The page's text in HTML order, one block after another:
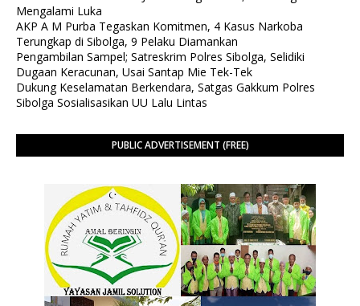
Mengalami Luka
AKP A M Purba Tegaskan Komitmen, 4 Kasus Narkoba
Terungkap di Sibolga, 9 Pelaku Diamankan
Pengambilan Sampel; Satreskrim Polres Sibolga, Selidiki
Dugaan Keracunan, Usai Santap Mie Tek-Tek
Dukung Keselamatan Berkendara, Satgas Gakkum Polres
Sibolga Sosialisasikan UU Lalu Lintas
PUBLIC ADVERTISEMENT (FREE)